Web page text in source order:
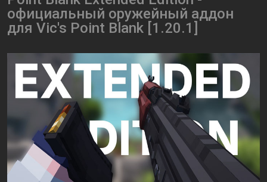
официальный оружейный аддон
для Vic's Point Blank [1.20.1]